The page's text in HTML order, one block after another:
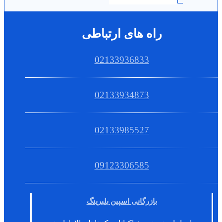
راه های ارتباطی
02133936833
02133934873
02133985527
09123306585
بازرگانی اسپین بلبرینگ